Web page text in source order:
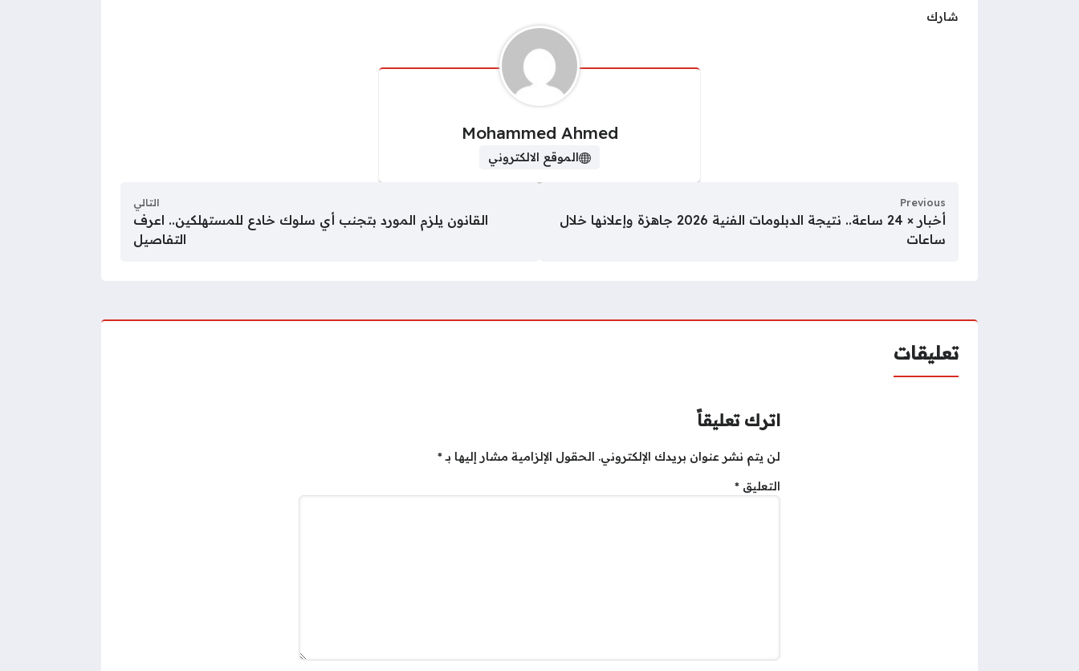
شارك
Mohammed Ahmed
الموقع الالكتروني
Previous
أخبار × 24 ساعة.. نتيجة الدبلومات الفنية 2026 جاهزة وإعلانها خلال
ساعات
التالي
القانون يلزم المورد بتجنب أي سلوك خادع للمستهلكين.. اعرف
التفاصيل
تعليقات
اترك تعليقاً
لن يتم نشر عنوان بريدك الإلكتروني. الحقول الإلزامية مشار إليها بـ*
التعليق *